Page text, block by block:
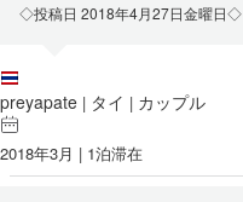
◇投稿日 2018年4月27日金曜日◇
preyapate | タイ | カップル
2018年3月 | 1泊滞在